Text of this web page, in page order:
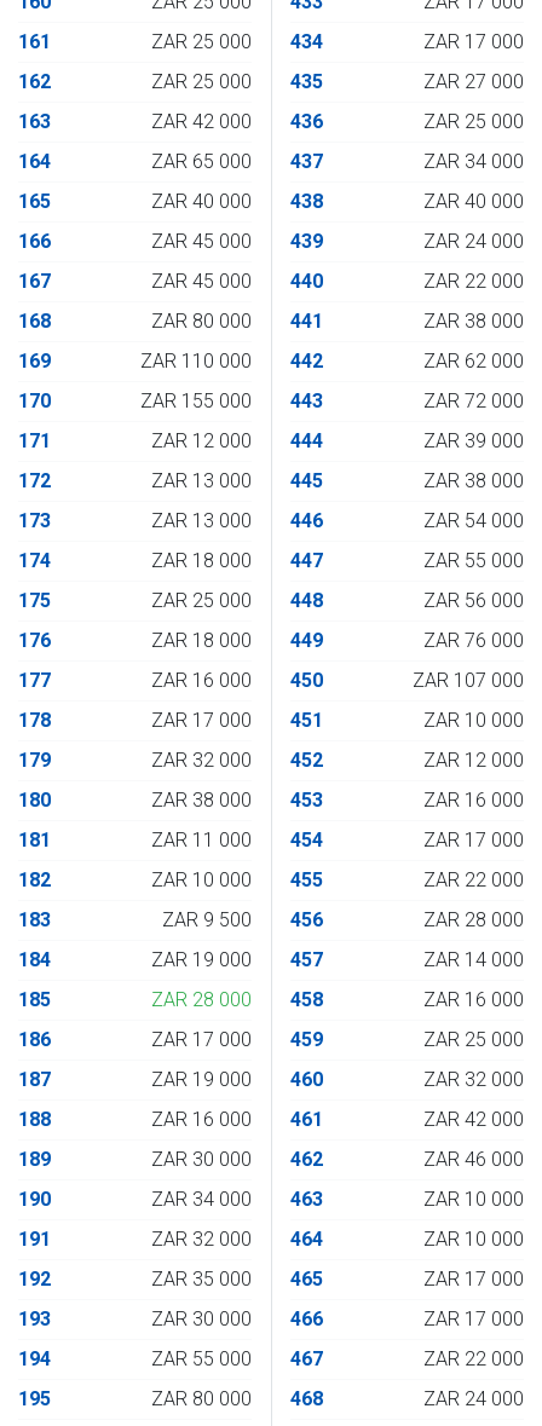
161
ZAR 25 000
162
ZAR 25 000
163
ZAR 42 000
164
ZAR 65 000
165
ZAR 40 000
166
ZAR 45 000
167
ZAR 45 000
168
ZAR 80 000
169
ZAR 110 000
170
ZAR 155 000
171
ZAR 12 000
172
ZAR 13 000
173
ZAR 13 000
174
ZAR 18 000
175
ZAR 25 000
176
ZAR 18 000
177
ZAR 16 000
178
ZAR 17 000
179
ZAR 32 000
180
ZAR 38 000
181
ZAR 11 000
182
ZAR 10 000
183
ZAR 9 500
184
ZAR 19 000
185
ZAR 28 000
186
ZAR 17 000
187
ZAR 19 000
188
ZAR 16 000
189
ZAR 30 000
190
ZAR 34 000
191
ZAR 32 000
192
ZAR 35 000
193
ZAR 30 000
194
ZAR 55 000
195
ZAR 80 000
434
ZAR 17 000
435
ZAR 27 000
436
ZAR 25 000
437
ZAR 34 000
438
ZAR 40 000
439
ZAR 24 000
440
ZAR 22 000
441
ZAR 38 000
442
ZAR 62 000
443
ZAR 72 000
444
ZAR 39 000
445
ZAR 38 000
446
ZAR 54 000
447
ZAR 55 000
448
ZAR 56 000
449
ZAR 76 000
450
ZAR 107 000
451
ZAR 10 000
452
ZAR 12 000
453
ZAR 16 000
454
ZAR 17 000
455
ZAR 22 000
456
ZAR 28 000
457
ZAR 14 000
458
ZAR 16 000
459
ZAR 25 000
460
ZAR 32 000
461
ZAR 42 000
462
ZAR 46 000
463
ZAR 10 000
464
ZAR 10 000
465
ZAR 17 000
466
ZAR 17 000
467
ZAR 22 000
468
ZAR 24 000